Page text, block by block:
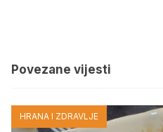
Povezane vijesti
HRANA I ZDRAVLJE